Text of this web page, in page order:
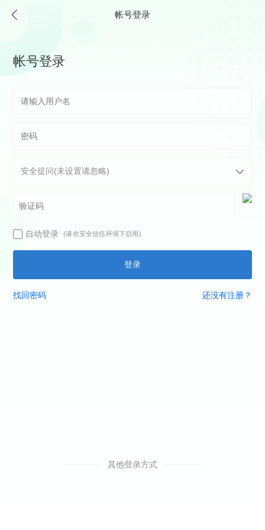
帐号登录
帐号登录
自动登录 (请在安全信任环境下启用)
登录
找回密码 还没有注册？
其他登录方式